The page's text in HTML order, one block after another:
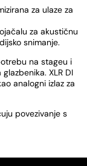
za ulaze za
za akustičnu
snimanje.
na stageu i
XLR DI
analogni izlaz za
povezivanje s